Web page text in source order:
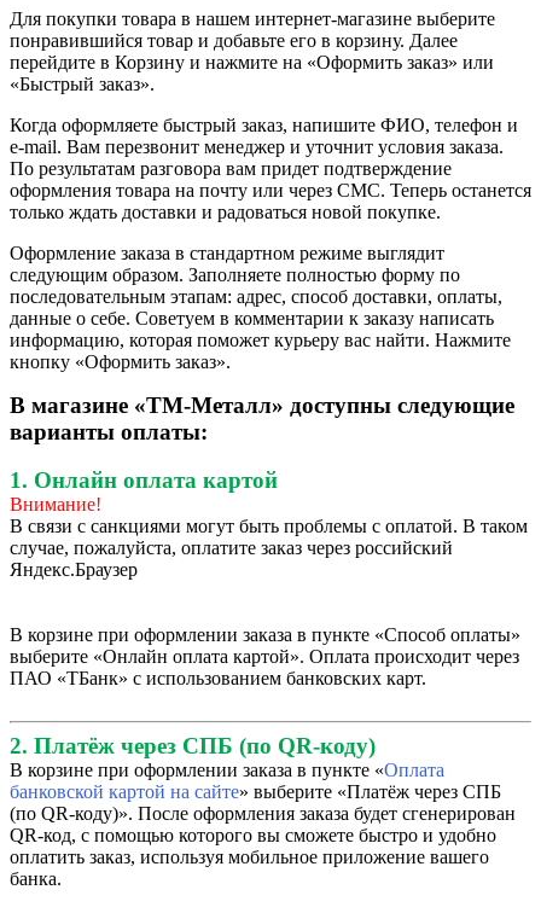
Для покупки товара в нашем интернет-магазине выберите
понравившийся товар и добавьте его в корзину. Далее
перейдите в Корзину и нажмите на «Оформить заказ» или
«Быстрый заказ».
Когда оформляете быстрый заказ, напишите ФИО, телефон и
e-mail. Вам перезвонит менеджер и уточнит условия заказа.
По результатам разговора вам придет подтверждение
оформления товара на почту или через СМС. Теперь останется
только ждать доставки и радоваться новой покупке.
Оформление заказа в стандартном режиме выглядит
следующим образом. Заполняете полностью форму по
последовательным этапам: адрес, способ доставки, оплаты,
данные о себе. Советуем в комментарии к заказу написать
информацию, которая поможет курьеру вас найти. Нажмите
кнопку «Оформить заказ».
В магазине «ТМ-Металл» доступны следующие
варианты оплаты:
1. Онлайн оплата картой
Внимание!
В связи с санкциями могут быть проблемы с оплатой. В таком
случае, пожалуйста, оплатите заказ через российский
Яндекс.Браузер
В корзине при оформлении заказа в пункте «Способ оплаты»
выберите «Онлайн оплата картой». Оплата происходит через
ПАО «ТБанк» с использованием банковских карт.
2. Платёж через СПБ (по QR-коду)
В корзине при оформлении заказа в пункте «Оплата
банковской картой на сайте» выберите «Платёж через СПБ
(по QR-коду)». После оформления заказа будет сгенерирован
QR-код, с помощью которого вы сможете быстро и удобно
оплатить заказ, используя мобильное приложение вашего
банка.